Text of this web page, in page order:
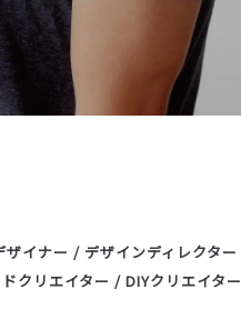
ザイナー / デザインディレクター
クリエイター / DIYクリエイター